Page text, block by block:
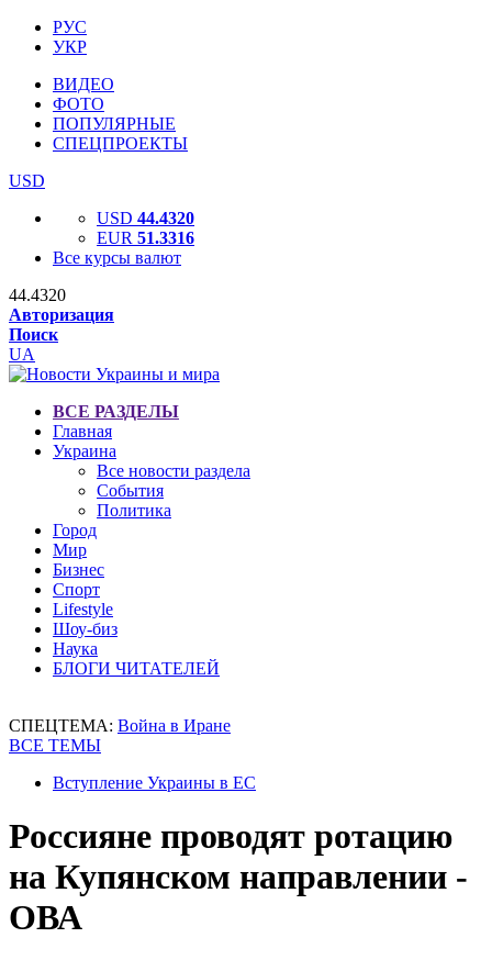
РУС
УКР
ВИДЕО
ФОТО
ПОПУЛЯРНЫЕ
СПЕЦПРОЕКТЫ
USD
USD 44.4320
EUR 51.3316
Все курсы валют
44.4320
Авторизация
Поиск
UA
ВСЕ РАЗДЕЛЫ
Главная
Украина
Все новости раздела
События
Политика
Город
Мир
Бизнес
Спорт
Lifestyle
Шоу-биз
Наука
БЛОГИ ЧИТАТЕЛЕЙ
СПЕЦТЕМА: Война в Иране
ВСЕ ТЕМЫ
Вступление Украины в ЕС
Россияне проводят ротацию
на Купянском направлении -
ОВА